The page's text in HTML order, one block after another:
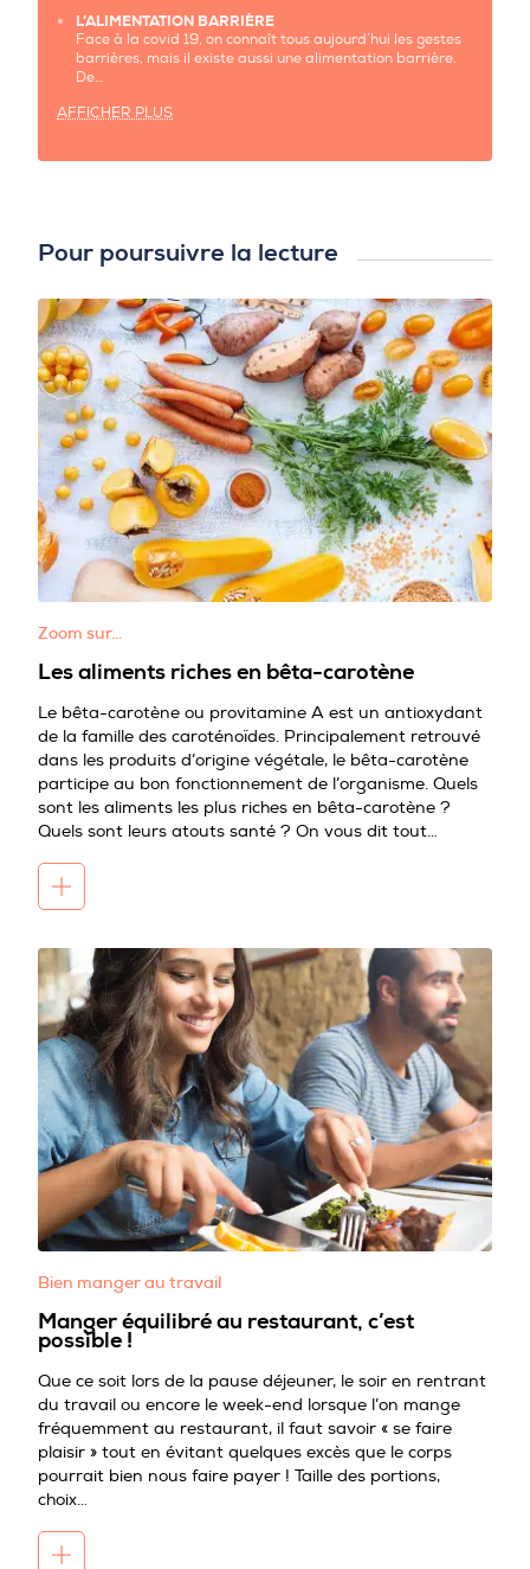
L’ALIMENTATION BARRIÈRE
Face à la covid 19, on connaît tous aujourd’hui les gestes
barrières, mais il existe aussi une alimentation barrière.
De…
AFFICHER PLUS
Pour poursuivre la lecture
Zoom sur…
Les aliments riches en bêta-carotène
Le bêta-carotène ou provitamine A est un antioxydant
de la famille des caroténoïdes. Principalement retrouvé
dans les produits d’origine végétale, le bêta-carotène
participe au bon fonctionnement de l’organisme. Quels
sont les aliments les plus riches en bêta-carotène ?
Quels sont leurs atouts santé ? On vous dit tout…
Bien manger au travail
Manger équilibré au restaurant, c’est
possible !
Que ce soit lors de la pause déjeuner, le soir en rentrant
du travail ou encore le week-end lorsque l’on mange
fréquemment au restaurant, il faut savoir « se faire
plaisir » tout en évitant quelques excès que le corps
pourrait bien nous faire payer ! Taille des portions,
choix…